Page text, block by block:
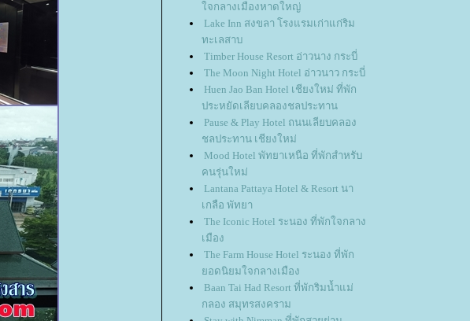
จกลางเมืองหาดใหญ่
Lake Inn สงขลา โรงแรมเก่าแก่ริม
ทะเลสาบ
Timber House Resort อ่าวนาง กระบี่
The Moon Night Hotel อ่าวนาว กระบี่
Huen Jao Ban Hotel เชียงใหม่ ที่พัก
ประหยัดเลียบคลองชลประทาน
Pause & Play Hotel ถนนเลียบคลอง
ชลประทาน เชียงใหม่
Mood Hotel พัทยาเหนือ ที่พักสำหรับ
คนรุ่นใหม่
Lantana Pattaya Hotel & Resort นา
เกลือ พัทยา
The Iconic Hotel ระนอง ที่พักใจกลาง
เมือง
The Farm House Hotel ระนอง ที่พัก
อดนิยมใจกลางเมือง
Baan Tai Had Resort ที่พักริมน้ำแม่
กลอง สมุทรสงคราม